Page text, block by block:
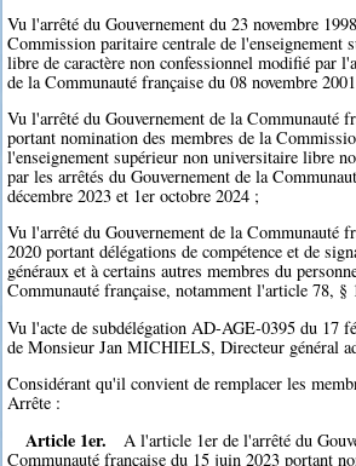
Vu l'arrêté du Gouvernement du 23 novembre
Commission paritaire centrale de l'enseignement
libre de caractère non confessionnel modifié par
de la Communauté française du 08 novembre
Vu l'arrêté du Gouvernement de la Communauté
portant nomination des membres de la
l'enseignement supérieur non universitaire libre
par les arrêtés du Gouvernement de la
décembre 2023 et 1er octobre 2024 ;
Vu l'arrêté du Gouvernement de la Communauté
2020 portant délégations de compétence et de
généraux et à certains autres membres du
Communauté française, notamment l'article 78, §
Vu l'acte de subdélégation AD-AGE-0395 du 17
de Monsieur Jan MICHIELS, Directeur général
Considérant qu'il convient de remplacer les
Arrête :
Article 1er.
A l'article 1er de l'arrêté du
Communauté française du 15 juin 2023 portant